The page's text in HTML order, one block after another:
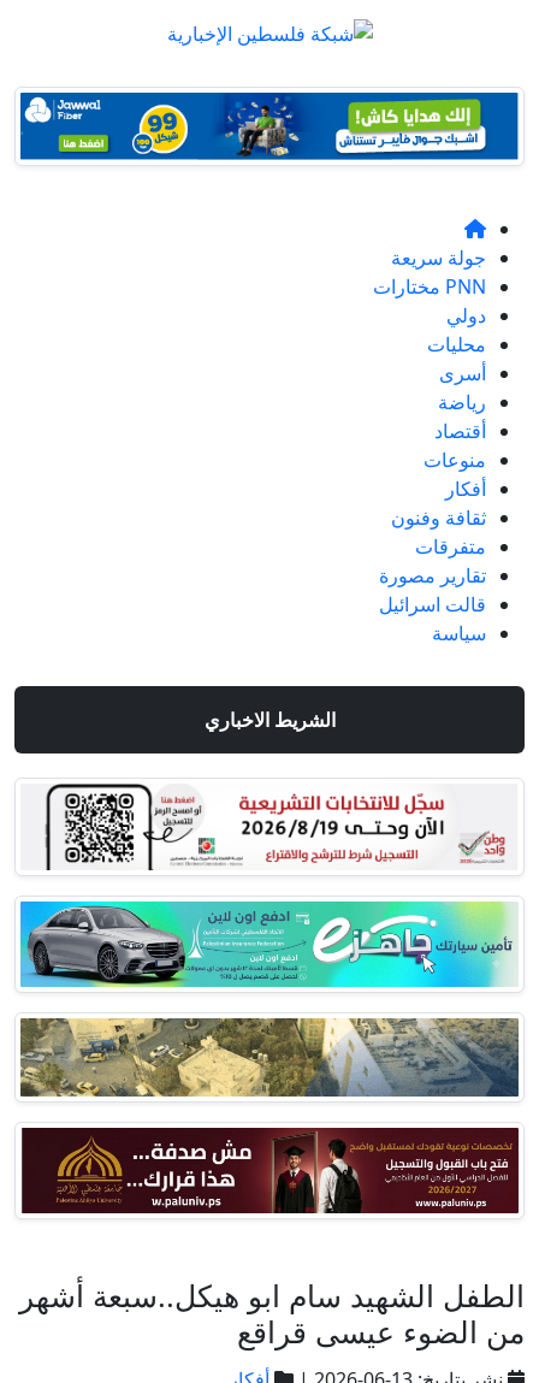
جولة سريعة
PNN مختارات
دولي
محليات
أسرى
رياضة
أقتصاد
منوعات
أفكار
ثقافة وفنون
متفرقات
تقارير مصورة
قالت اسرائيل
سياسة
الشريط الاخباري
الطفل الشهيد سام ابو هيكل..سبعة أشهر
من الضوء عيسى قراقع